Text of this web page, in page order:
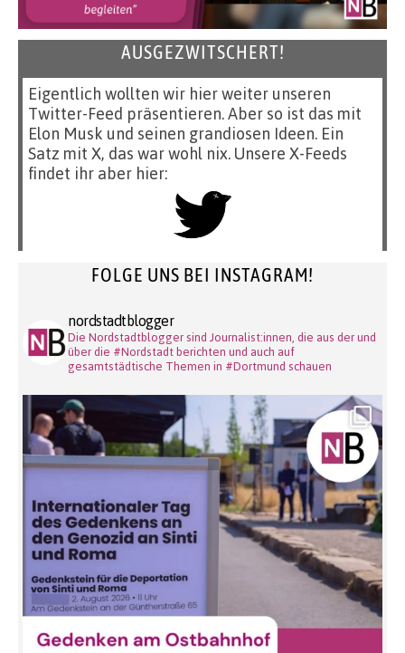
AUSGEZWITSCHERT!
Eigentlich wollten wir hier weiter unseren
Twitter-Feed präsentieren. Aber so ist das mit
Elon Musk und seinen grandiosen Ideen. Ein
Satz mit X, das war wohl nix. Unsere X-Feeds
findet ihr aber hier:
FOLGE UNS BEI INSTAGRAM!
nordstadtblogger
Die Nordstadtblogger sind Journalist:innen, die aus der und
über die #Nordstadt berichten und auch auf
gesamtstädtische Themen in #Dortmund schauen